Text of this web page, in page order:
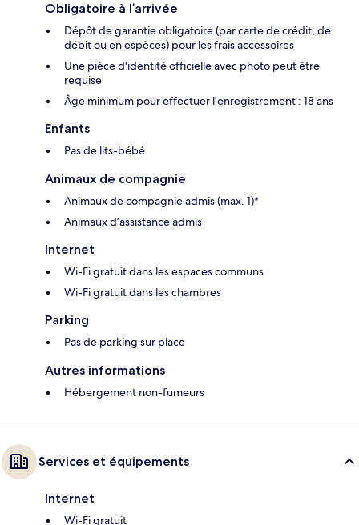
Obligatoire à l’arrivée
Dépôt de garantie obligatoire (par carte de crédit, de
débit ou en espèces) pour les frais accessoires
Une pièce d'identité officielle avec photo peut être
requise
Âge minimum pour effectuer l'enregistrement : 18 ans
Enfants
Pas de lits-bébé
Animaux de compagnie
Animaux de compagnie admis (max. 1)*
Animaux d’assistance admis
Internet
Wi-Fi gratuit dans les espaces communs
Wi-Fi gratuit dans les chambres
Parking
Pas de parking sur place
Autres informations
Hébergement non-fumeurs
Services et équipements
Internet
Wi-Fi gratuit